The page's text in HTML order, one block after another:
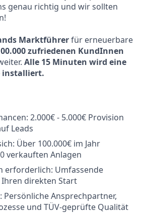
genau richtig und wir sollten
Marktführerfür erneuerbare
zufriedenen KundInnen
Alle 15 Minuten wird eine
installiert.
2.000€ - 5.000€ Provision
Leads
Über 100.000€ im Jahr
verkauften Anlagen
erforderlich: Umfassende
direkten Start
Persönliche Ansprechpartner,
und TÜV-geprüfte Qualität